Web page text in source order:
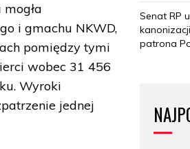
i gmachu NKWD,
pomiędzy tymi
wobec 31 456
Wyroki
jednej
Senat RP
patrona